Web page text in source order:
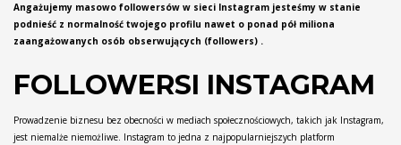
Angażujemy masowo followersów w sieci Instagram jesteśmy w stanie
podnieść z normalność twojego profilu nawet o ponad pół miliona
zaangażowanych osób obserwujących (followers) .
FOLLOWERSI INSTAGRAM
Prowadzenie biznesu bez obecności w mediach społecznościowych, takich jak Instagram,
jest niemalże niemożliwe. Instagram to jedna z najpopularniejszych platform